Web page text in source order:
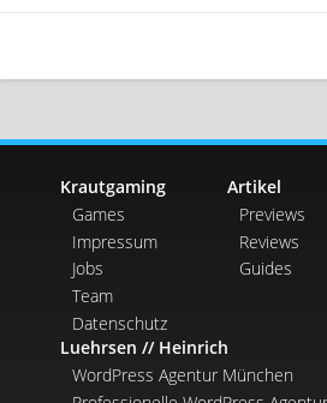
Krautgaming
Games
Impressum
Jobs
Team
Datenschutz
Artikel
Previews
Reviews
Guides
Luehrsen // Heinrich
WordPress Agentur München